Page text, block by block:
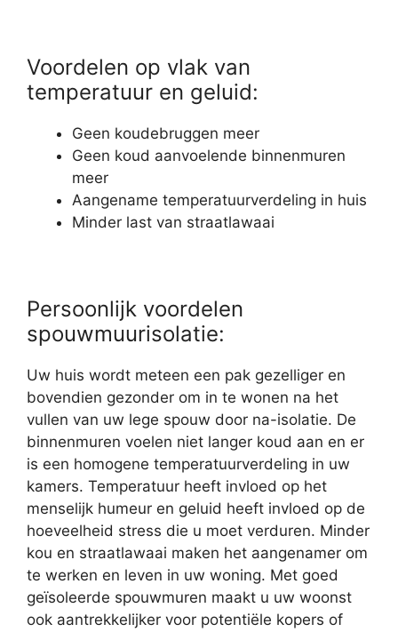
Voordelen op vlak van
temperatuur en geluid:
Geen koudebruggen meer
Geen koud aanvoelende binnenmuren
meer
Aangename temperatuurverdeling in huis
Minder last van straatlawaai
Persoonlijk voordelen
spouwmuurisolatie:
Uw huis wordt meteen een pak gezelliger en
bovendien gezonder om in te wonen na het
vullen van uw lege spouw door na-isolatie. De
binnenmuren voelen niet langer koud aan en er
is een homogene temperatuurverdeling in uw
kamers. Temperatuur heeft invloed op het
menselijk humeur en geluid heeft invloed op de
hoeveelheid stress die u moet verduren. Minder
kou en straatlawaai maken het aangenamer om
te werken en leven in uw woning. Met goed
geïsoleerde spouwmuren maakt u uw woonst
ook aantrekkelijker voor potentiële kopers of